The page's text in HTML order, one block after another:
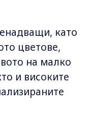
като
цветове,
на малко
и високите